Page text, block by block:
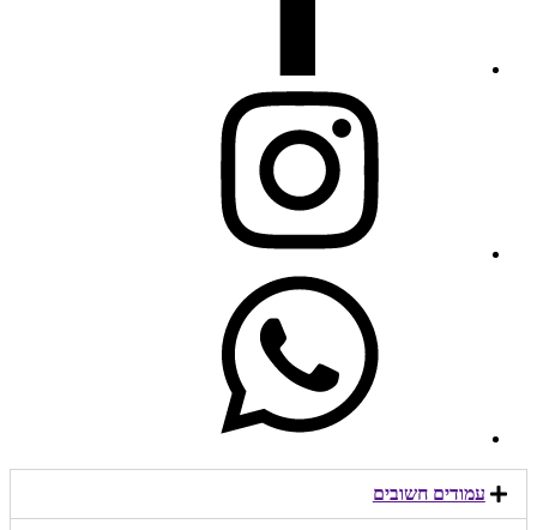
עמודים חשובים